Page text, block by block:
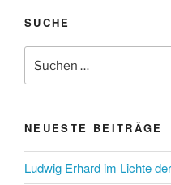
SUCHE
nach:
NEUESTE BEITRÄGE
Ludwig Erhard im Lichte